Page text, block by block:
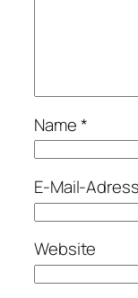
Name*
E-Mail-
Website